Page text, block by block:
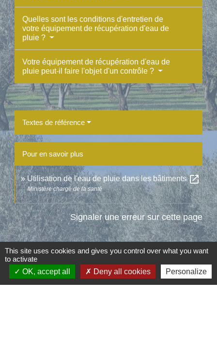
Quelles sont les conditions d'entretien de
votre équipement de récupération d'eau de
pluie ?
Votre équipement de récupération d'eau de
pluie peut-il faire l'objet d'un contrôle ?
Textes de référence
Pour en savoir plus
Utilisation de l'eau de pluie dans les bâtimentsopen_in_new
Ministère chargé de la santé
Signaler une erreur sur cette page
Contacts
This site uses cookies and gives you control over what you want
to activate
OK, accept all
Deny all cookies Personalize